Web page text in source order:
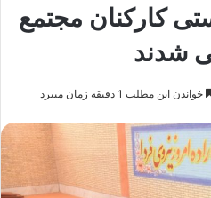
کارکنان مجتمع
شدند
خواندن این مطلب 1 دقیقه زمان میبرد